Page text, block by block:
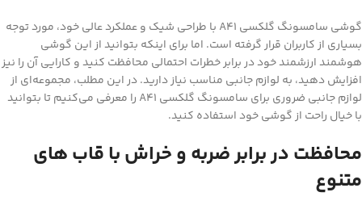
گوشی سامسونگ گلکسی A41 با طراحی شیک و عملکرد عالی خود، مورد توجه
بسیاری از کاربران قرار گرفته است. اما برای اینکه بتوانید از این گوشی
هوشمند ارزشمند خود در برابر خطرات احتمالی محافظت کنید و کارایی آن را نیز
افزایش دهید، به لوازم جانبی مناسب نیاز دارید. در این مطلب، مجموعه‌ای از
لوازم جانبی ضروری برای سامسونگ گلکسی A41 را معرفی می‌کنیم تا بتوانید
با خیال راحت از گوشی خود استفاده کنید.
محافظت در برابر ضربه و خراش با قاب های
متنوع